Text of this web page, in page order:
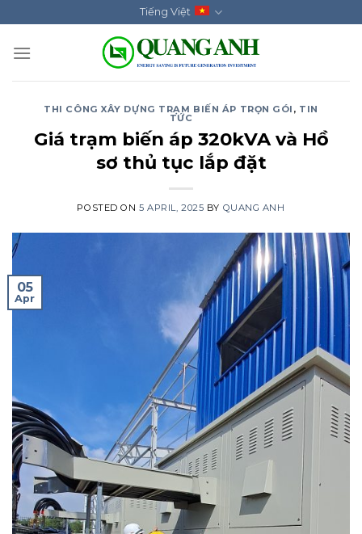
to
content
Tiếng Việt
THI CÔNG XÂY DỰNG TRẠM BIẾN ÁP TRỌN GÓI , TIN
TỨC
Giá trạm biến áp 320kVA và Hồ
sơ thủ tục lắp đặt
POSTED ON5 APRIL, 2025 BY QUANG ANH
05
Apr